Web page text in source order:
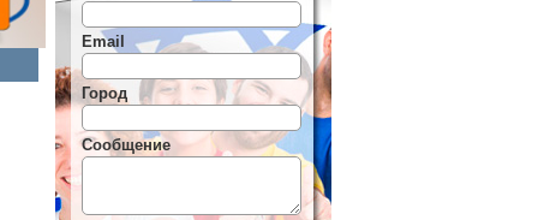
Email
Город
Сообщение